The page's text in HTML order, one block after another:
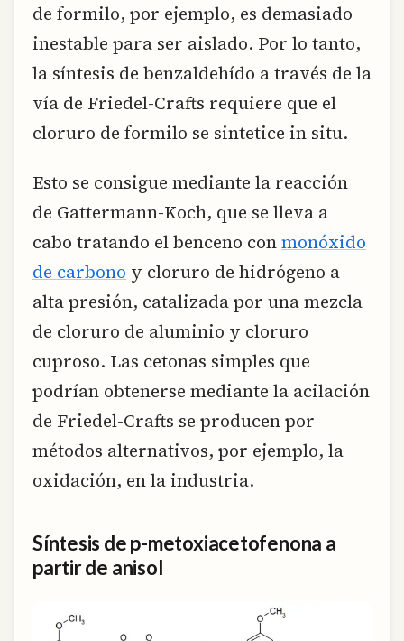
de formilo, por ejemplo, es demasiado
inestable para ser aislado. Por lo tanto,
la síntesis de benzaldehído a través de la
vía de Friedel-Crafts requiere que el
cloruro de formilo se sintetice in situ.
Esto se consigue mediante la reacción
de Gattermann-Koch, que se lleva a
cabo tratando el benceno conmonóxido
de carbono y cloruro de hidrógeno a
alta presión, catalizada por una mezcla
de cloruro de aluminio y cloruro
cuproso. Las cetonas simples que
podrían obtenerse mediante la acilación
de Friedel-Crafts se producen por
métodos alternativos, por ejemplo, la
oxidación, en la industria.
Síntesis de p-metoxiacetofenona a
partir de anisol